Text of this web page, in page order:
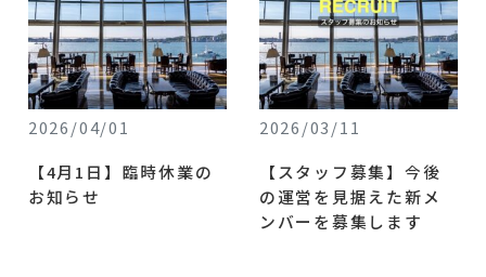
2026/04/01
【4月1日】臨時休業の
お知らせ
2026/03/11
【スタッフ募集】今後
の運営を見据えた新メ
ンバーを募集します